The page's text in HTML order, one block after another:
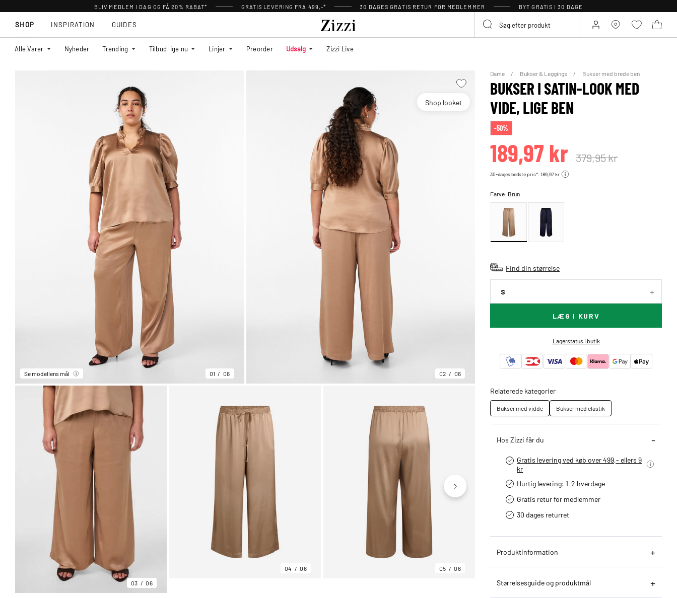
BLIV MEDLEM I DAG OG FÅ 20% RABAT* GRATIS LEVERING FRA 499,-* 30 DAGES GRATIS RETUR FOR MEDLEMMER BYT GRATIS I 30 DAGE
SHOP
Alle Varer Nyheder Trending Tilbud lige nu Linjer Preorder Udsalg Zizzi Live
INSPIRATION GUIDES
Shop looket
Se modellens mål 01 06 02 06
03 06
04 06 05 06 06 06
Dame Bukser & Leggings Bukser med brede ben
BUKSER I SATIN-LOOK MED
VIDE, LIGE BEN
-50%
189,97 kr 379,95 kr
30-dages bedste pris*: 189,97 kr
Farve: Brun
Find din størrelse
S
LÆG I KURV
Lagerstatus i butik
Relaterede kategorier
Bukser med vidde Bukser med elastik
Hos Zizzi får du
Gratis levering ved køb over 499,- ellers 9
kr
Hurtig levering­: 1-2 hverdage
Gratis retur for medlemmer
30 dages returret
Produktinformation
Størrelsesguide og produktmål